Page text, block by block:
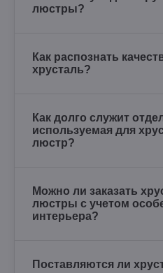
люстры?
Как распознать
хрусталь?
Как долго служит
используемая для
люстр?
Можно ли заказать
люстры с учетом
интерьера?
Поставляются ли